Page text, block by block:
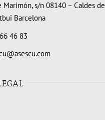
Marimón, s/n 08140 – Caldes de
Barcelona
46 83